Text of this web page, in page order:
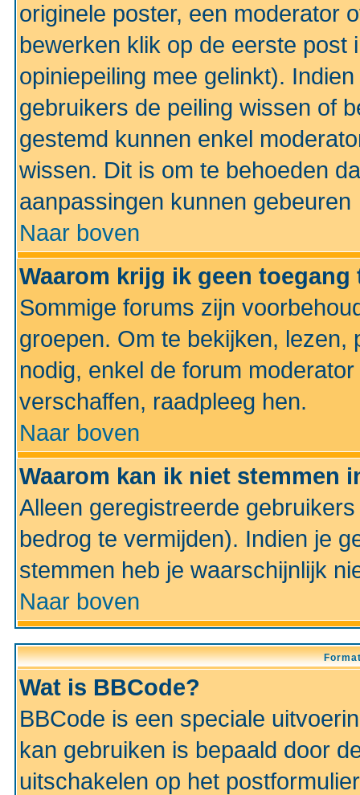
originele poster, een moderator
bewerken klik op de eerste post
opiniepeiling mee gelinkt).
gebruikers de peiling wissen of
gestemd kunnen enkel
wissen. Dit is om te behoeden
aanpassingen kunnen gebeuren
Naar boven
Waarom krijg ik geen
Sommige forums zijn
groepen. Om te bekijken, lezen,
nodig, enkel de forum
verschaffen, raadpleeg hen.
Naar boven
Waarom kan ik niet stemmen
Alleen geregistreerde
bedrog te vermijden). Indien je
stemmen heb je waarschijnlijk
Naar boven
Wat is BBCode?
BBCode is een speciale
kan gebruiken is bepaald door
uitschakelen op het